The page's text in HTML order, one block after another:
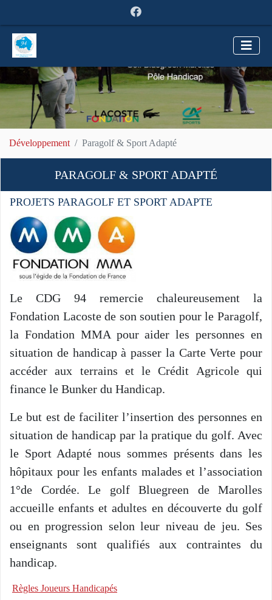
Développement Paragolf & Sport Adapté
PARAGOLF & SPORT ADAPTÉ
PROJETS PARAGOLF ET SPORT ADAPTE
Le CDG 94 remercie chaleureusement la
Fondation Lacoste de son soutien pour le Paragolf,
la Fondation MMA pour aider les personnes en
situation de handicap à passer la Carte Verte pour
accéder aux terrains et le Crédit Agricole qui
finance le Bunker du Handicap.
Le but est de faciliter l’insertion des personnes en
situation de handicap par la pratique du golf. Avec
le Sport Adapté nous sommes présents dans les
hôpitaux pour les enfants malades et l’association
1°de Cordée. Le golf Bluegreen de Marolles
accueille enfants et adultes en découverte du golf
ou en progression selon leur niveau de jeu. Ses
enseignants sont qualifiés aux contraintes du
handicap.
Règles Joueurs Handicapés